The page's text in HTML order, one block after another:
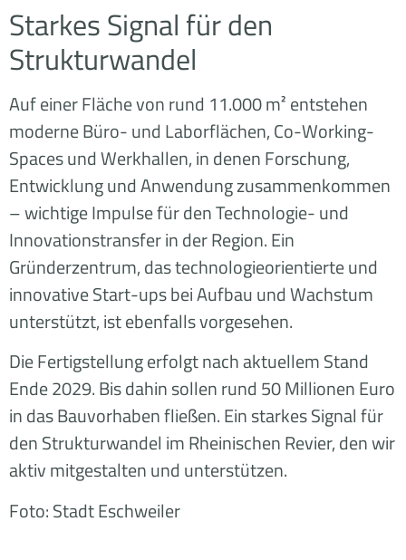
Starkes Signal für den
Strukturwandel
Auf einer Fläche von rund 11.000 m² entstehen
moderne Büro- und Laborflächen, Co-Working-
Spaces und Werkhallen, in denen Forschung,
Entwicklung und Anwendung zusammenkommen
– wichtige Impulse für den Technologie- und
Innovationstransfer in der Region. Ein
Gründerzentrum, das technologieorientierte und
innovative Start-ups bei Aufbau und Wachstum
unterstützt, ist ebenfalls vorgesehen.
Die Fertigstellung erfolgt nach aktuellem Stand
Ende 2029. Bis dahin sollen rund 50 Millionen Euro
in das Bauvorhaben fließen. Ein starkes Signal für
den Strukturwandel im Rheinischen Revier, den wir
aktiv mitgestalten und unterstützen.
Foto: Stadt Eschweiler